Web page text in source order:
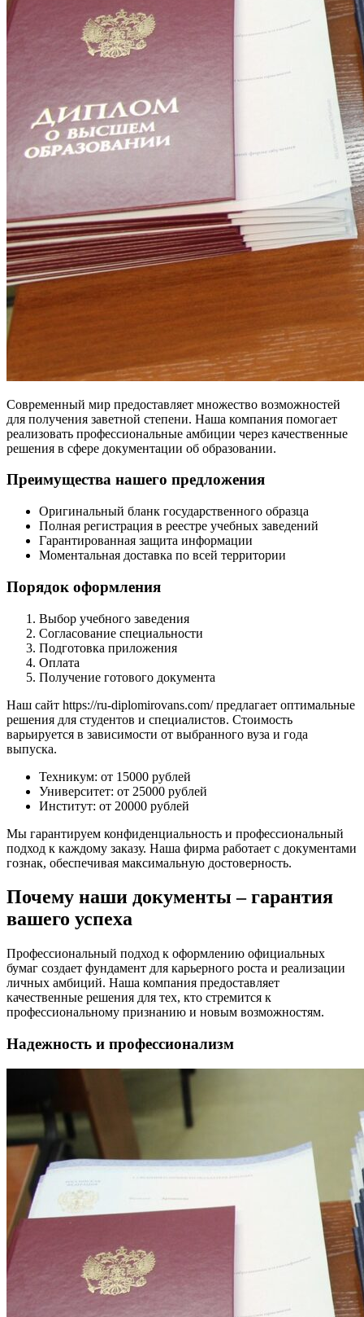
Современный мир предоставляет множество возможностей
для получения заветной степени. Наша компания помогает
реализовать профессиональные амбиции через качественные
решения в сфере документации об образовании.
Преимущества нашего предложения
Оригинальный бланк государственного образца
Полная регистрация в реестре учебных заведений
Гарантированная защита информации
Моментальная доставка по всей территории
Порядок оформления
Выбор учебного заведения
Согласование специальности
Подготовка приложения
Оплата
Получение готового документа
Наш сайт https://ru-diplomirovans.com/ предлагает оптимальные
решения для студентов и специалистов. Стоимость
варьируется в зависимости от выбранного вуза и года
выпуска.
Техникум: от 15000 рублей
Университет: от 25000 рублей
Институт: от 20000 рублей
Мы гарантируем конфиденциальность и профессиональный
подход к каждому заказу. Наша фирма работает с документами
гознак, обеспечивая максимальную достоверность.
Почему наши документы – гарантия
вашего успеха
Профессиональный подход к оформлению официальных
бумаг создает фундамент для карьерного роста и реализации
личных амбиций. Наша компания предоставляет
качественные решения для тех, кто стремится к
профессиональному признанию и новым возможностям.
Надежность и профессионализм